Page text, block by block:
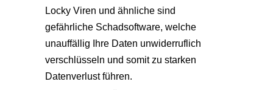
Locky Viren und ähnliche sind
gefährliche Schadsoftware, welche
unauffällig Ihre Daten unwiderruflich
verschlüsseln und somit zu starken
Datenverlust führen.